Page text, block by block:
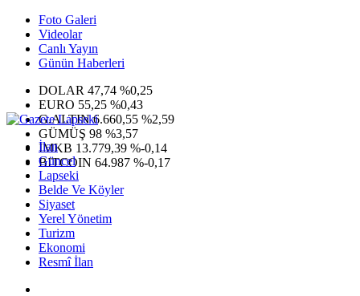
Foto Galeri
Videolar
Canlı Yayın
Günün Haberleri
DOLAR 47,74 %0,25
EURO 55,25 %0,43
G.ALTIN6.660,55 %2,59
GÜMÜŞ 98 %3,57
IMKB 13.779,39 %-0,14
BITCOIN 64.987 %-0,17
İlan
Güncel
Lapseki
Belde Ve Köyler
Siyaset
Yerel Yönetim
Turizm
Ekonomi
Resmî İlan